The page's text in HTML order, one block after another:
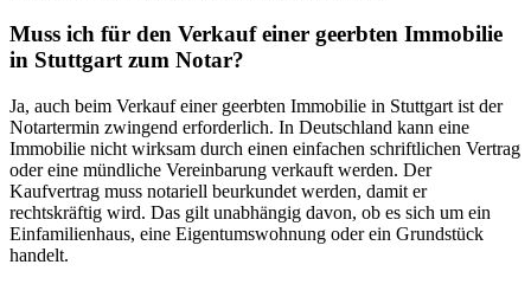
Muss ich für den Verkauf einer geerbten Immobilie
in Stuttgart zum Notar?
Ja, auch beim Verkauf einer geerbten Immobilie in Stuttgart ist der
Notartermin zwingend erforderlich. In Deutschland kann eine
Immobilie nicht wirksam durch einen einfachen schriftlichen Vertrag
oder eine mündliche Vereinbarung verkauft werden. Der
Kaufvertrag muss notariell beurkundet werden, damit er
rechtskräftig wird. Das gilt unabhängig davon, ob es sich um ein
Einfamilienhaus, eine Eigentumswohnung oder ein Grundstück
handelt.